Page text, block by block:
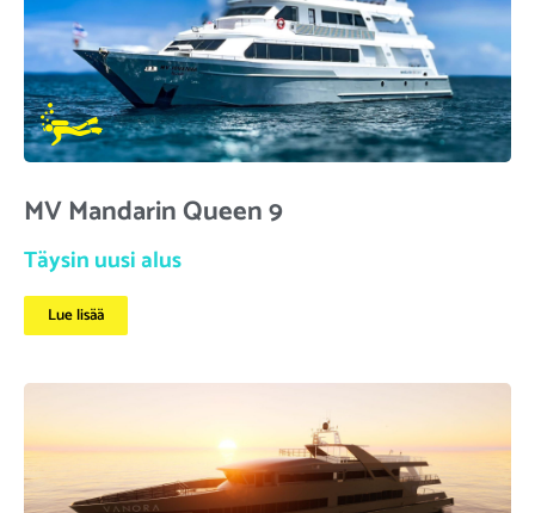
MV Mandarin Queen 9
Täysin uusi alus
Lue lisää